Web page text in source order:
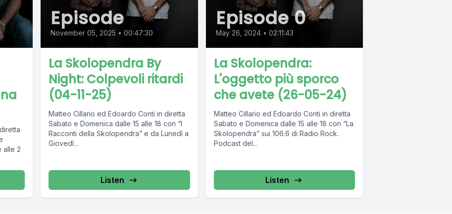
alle 2
Episode
November 05, 2025 • 00:47:30
La Skolopendra By
Night: Colpevoli ritardi
(04-11-25)
Matteo Cillario ed Edoardo Conti in diretta
Sabato e Domenica dalle 15 alle 18 con “I
Racconti della Skolopendra” e da Lunedì a
Giovedì...
Listen
Episode 0
May 26, 2024 • 02:11:43
La Skolopendra:
L'oggetto più sporco
che avete (26-05-24)
Matteo Cillario ed Edoardo Conti in diretta
Sabato e Domenica dalle 15 alle 18 con “La
Skolopendra” sui 106.6 di Radio Rock.
Podcast del...
Listen